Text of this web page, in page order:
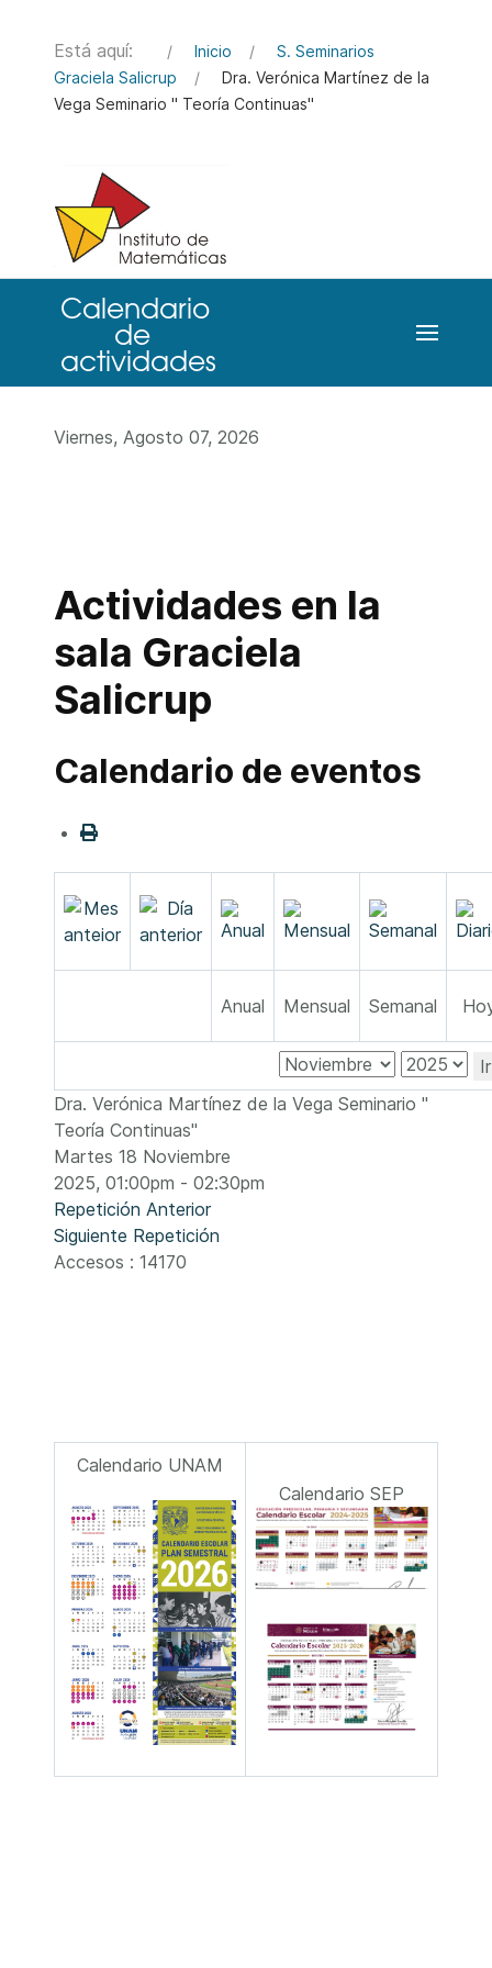
Está aquí: Inicio
S. Seminarios
Graciela Salicrup
Dra. Verónica Martínez de la
Vega Seminario " Teoría Continuas"
Viernes, Agosto 07, 2026
Actividades en la
sala Graciela
Salicrup
Calendario de eventos
Anual Mensual Semanal
Dra. Verónica Martínez de la Vega Seminario "
Teoría Continuas"
Martes 18 Noviembre
2025, 01:00pm - 02:30pm
Repetición Anterior
Siguiente Repetición
Accesos : 14170
Calendario UNAM
Calendario SEP